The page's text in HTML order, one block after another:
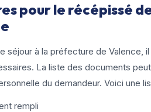
pour le récépissé
séjour à la préfecture de Valence,
La liste des documents
du demandeur. Voici une
rempli